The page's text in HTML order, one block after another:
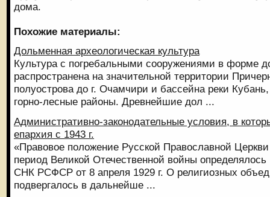
дома.
Похожие материалы:
Дольменная археологическая культура
Культура с погребальными сооружениями в форме
распространена на значительной территории
полуострова до г. Очамчири и бассейна реки
горно-лесные районы. Древнейшие дол ...
Административно-законодательные условия, в
епархия с 1943 г.
«Правовое положение Русской Православной
период Великой Отечественной войны
СНК РСФСР от 8 апреля 1929 г. О религиозных
подвергалось в дальнейше ...